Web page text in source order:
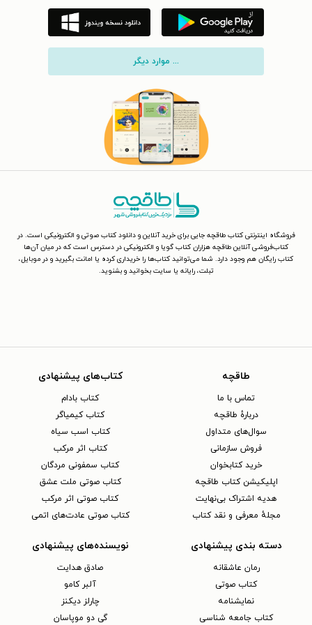
... موارد دیگر
فروشگاه اینترنتی کتاب طاقچه جایی برای خرید آنلاین و دانلود کتاب صوتی و الکترونیکی است. در
کتاب‌فروشی آنلاین طاقچه هزاران کتاب گویا و الکترونیکی در دسترس است که در میان آن‌ها
کتاب رایگان هم وجود دارد. شما می‌توانید کتاب‌ها را خریداری کرده یا امانت بگیرید و در موبایل،
تبلت، رایانه یا سایت بخوانید و بشنوید.
طاقچه
تماس با ما
دربارهٔ طاقچه
سوال‌های متداول
فروش سازمانی
خرید کتابخوان
اپلیکیشن کتاب طاقچه
هدیه اشتراک بی‌نهایت
مجلهٔ معرفی و نقد کتاب
کتاب‌های پیشنهادی
کتاب بادام
کتاب کیمیاگر
کتاب اسب سیاه
کتاب اثر مرکب
کتاب سمفونی مردگان
کتاب صوتی ملت عشق
کتاب صوتی اثر مرکب
کتاب صوتی عادت‌های اتمی
دسته بندی پیشنهادی
رمان عاشقانه
کتاب‌ صوتی
نمایشنامه
کتاب جامعه شناسی
نویسنده‌های پیشنهادی
صادق هدایت
آلبر کامو
چارلز دیکنز
گی دو موپاسان